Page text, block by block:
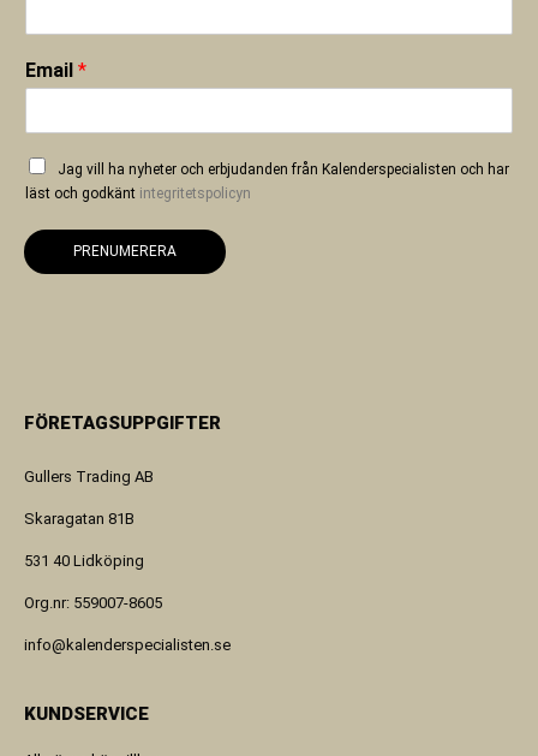
Email *
Jag vill ha nyheter och erbjudanden från Kalenderspecialisten och har
läst och godkänt integritetspolicyn
PRENUMERERA
FÖRETAGSUPPGIFTER
Gullers Trading AB
Skaragatan 81B
531 40 Lidköping
Org.nr: 559007-8605
info@kalenderspecialisten.se
KUNDSERVICE